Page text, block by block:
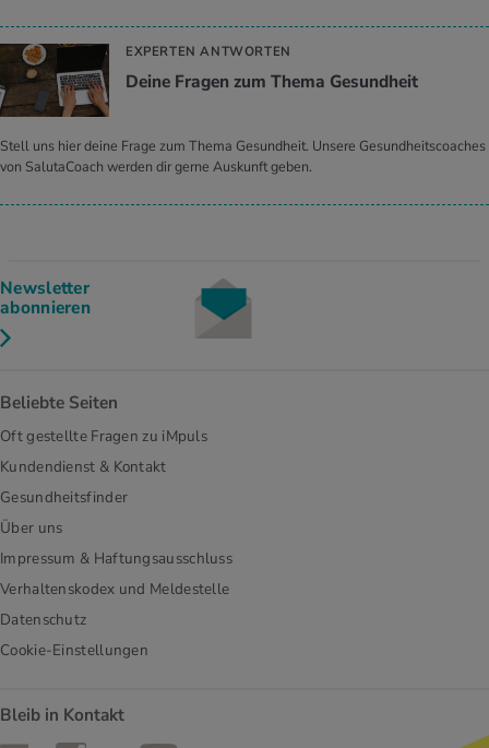
EXPERTEN ANTWORTEN
Deine Fra­gen zum Thema Ge­sund­heit
Stell uns hier deine Frage zum Thema Gesundheit. Unsere Gesundheitscoaches
von SalutaCoach werden dir gerne Auskunft geben.
Newsletter
abonnieren
Beliebte Seiten
Oft gestellte Fragen zu iMpuls
Kundendienst & Kontakt
Gesundheitsfinder
Über uns
Impressum & Haftungsausschluss
Verhaltenskodex und Meldestelle
Datenschutz
Cookie-Einstellungen
Bleib in Kontakt